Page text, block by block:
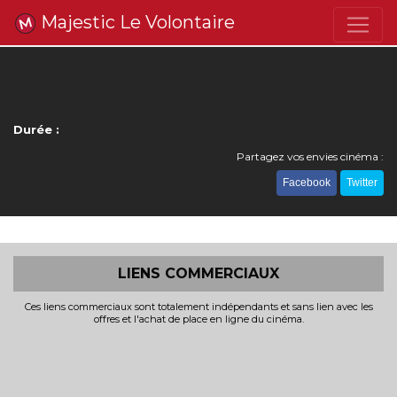
Majestic Le Volontaire
Durée :
Partagez vos envies cinéma :
Facebook Twitter
LIENS COMMERCIAUX
Ces liens commerciaux sont totalement indépendants et sans lien avec les
offres et l'achat de place en ligne du cinéma.